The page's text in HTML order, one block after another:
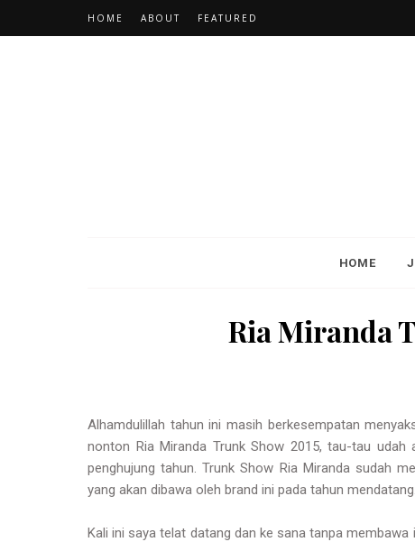
HOME ABOUT FEATURED
HOME
Ria Miranda
Alhamdulillah tahun ini masih berkesempatan
nonton Ria Miranda Trunk Show 2015, tau-tau
penghujung tahun. Trunk Show Ria Miranda sudah
yang akan dibawa oleh brand ini pada tahun mendatang.
Kali ini saya telat datang dan ke sana tanpa